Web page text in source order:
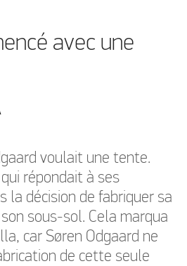
avec une
voulait une tente.
répondait à ses
la décision de fabriquer sa
sous-sol. Cela marqua
car Søren Odgaard ne
de cette seule